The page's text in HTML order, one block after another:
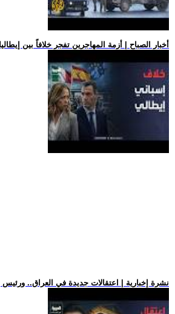
.. أخبار الصباح | أزمة المهاجرين تفجر خلافاً بين
.. نشرة إخبارية | اعتقالات جديدة في العراق..